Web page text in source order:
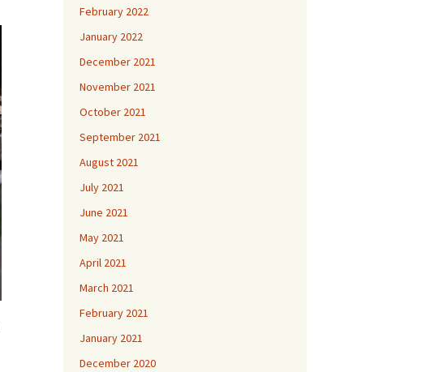
February 2022
January 2022
December 2021
November 2021
October 2021
September 2021
August 2021
July 2021
June 2021
May 2021
April 2021
March 2021
February 2021
January 2021
December 2020